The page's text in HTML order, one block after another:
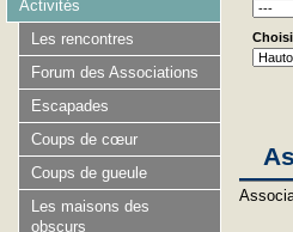
Activités
Les rencontres
Forum des Associations
Escapades
Coups de cœur
Coups de gueule
Les maisons des
obscurs